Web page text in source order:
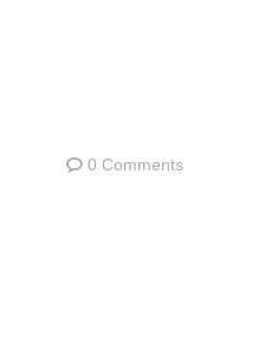
0 Comments